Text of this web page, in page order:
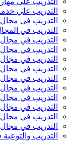
التدريب علي
التدريب فى مجال
التدريب في
التدريب في مجال
التدريب في مجال
التدريب في
التدريب في
التدريب في مجال
التدريب في مجال
التدريب في
التدريب في
التدريب في
التدريب في مجال
التدريب